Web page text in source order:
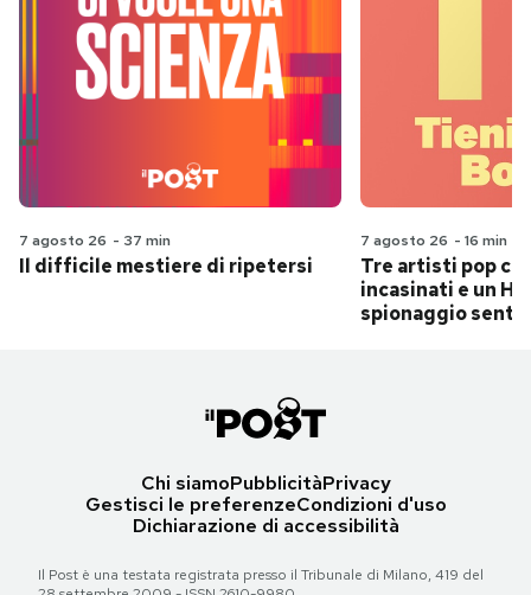
7 agosto 26 - 37 min
Il difficile mestiere di ripetersi
7 agosto 26 - 16 min
Tre artisti pop
incasinati e un
spionaggio
Chi siamoPubblicitàPrivacy
Gestisci le preferenzeCondizioni d'uso
Dichiarazione di accessibilità
Il Post è una testata registrata presso il Tribunale di Milano, 419 del